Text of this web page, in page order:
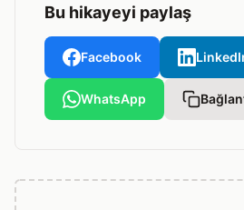
Bu hikayeyi paylaş
Facebook
WhatsApp